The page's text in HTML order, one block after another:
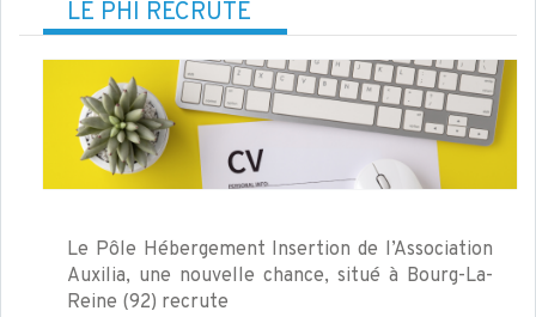
LE PHI RECRUTE
Le Pôle Hébergement Insertion de l’Association
Auxilia, une nouvelle chance, situé à Bourg-La-
Reine (92) recrute